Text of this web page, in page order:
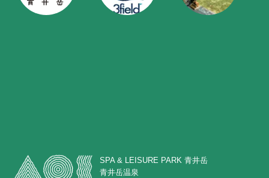
SPA & LEISURE PARK 青井岳
青井岳温泉